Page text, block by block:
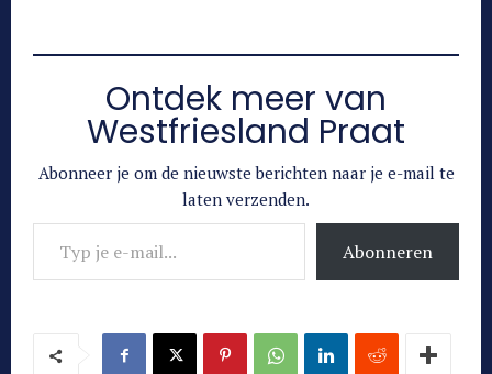
Ontdek meer van
Westfriesland Praat
Abonneer je om de nieuwste berichten naar je e-mail te
laten verzenden.
Typ je e-mail...
Abonneren